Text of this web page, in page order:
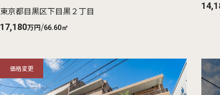
東京都目黒区下目黒２丁目
17,180万円/66.60㎡
価格変更